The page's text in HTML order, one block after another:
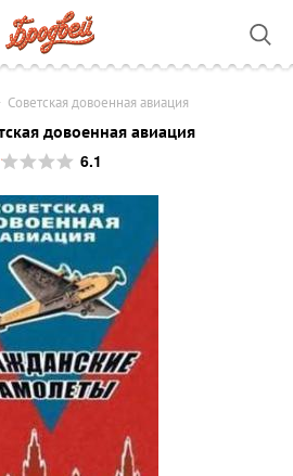
Советская довоенная авиация
довоенная авиация
6.1